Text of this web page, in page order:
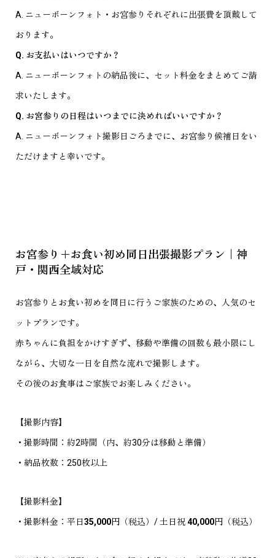
A. ニューボーンフォト・お宮参りそれぞれに出張費を頂戴して
おります。
Q. お支払いはいつですか？
A. ニューボーンフォトの納品後に、セット料金をまとめてご請
求いたします。
Q. お宮参りの日程はいつまでに決めればいいですか？
A. ニューボーンフォト撮影日ごろまでに、お宮参り候補日をい
ただけますと幸いです。
お宮参り＋お食い初め同日出張撮影プラン｜神
戸・関西全域対応
お宮参りとお食い初めを同日に行うご家族のための、人気のセ
ットプランです。
赤ちゃんに負担をかけすぎず、移動や準備の回数も最小限にし
ながら、大切な一日を自然な流れで撮影します。
その後のお食事はご家族でお楽しみください。
【撮影内容】
・撮影時間：約2時間（内、約30分は移動と準備）
・納品枚数：250枚以上
【撮影料金】
・撮影料金：平日35,000円（税込）/ 土日祝40,000円（税込）